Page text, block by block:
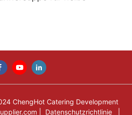
ChengHot Catering Development
Datenschutzrichtlinie